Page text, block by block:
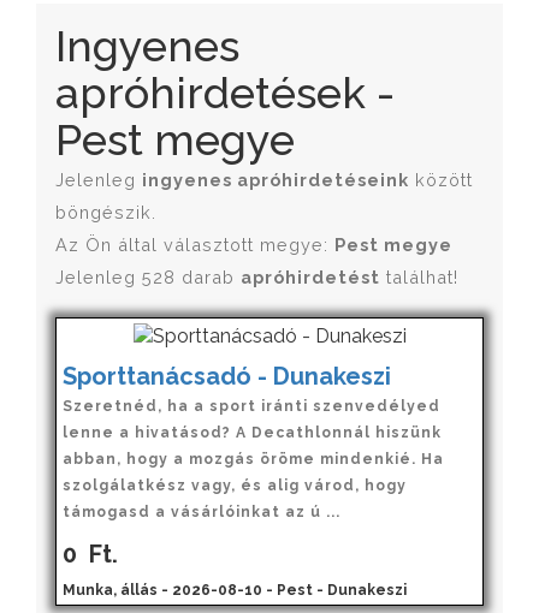
Ingyenes
apróhirdetések -
Pest megye
Jelenleg ingyenes apróhirdetéseink között
böngészik.
Az Ön által választott megye: Pest megye
Jelenleg 528 darab apróhirdetést találhat!
Sporttanácsadó - Dunakeszi
Szeretnéd, ha a sport iránti szenvedélyed
lenne a hivatásod? A Decathlonnál hiszünk
abban, hogy a mozgás öröme mindenkié. Ha
szolgálatkész vagy, és alig várod, hogy
támogasd a vásárlóinkat az ú ...
0 Ft.
Munka, állás - 2026-08-10 - Pest - Dunakeszi